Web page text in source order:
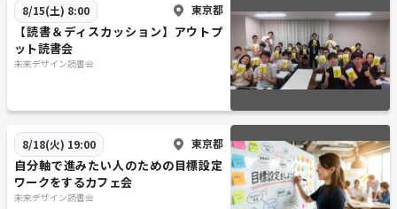
8/15(土) 8:00 東京都
【読書＆ディスカッション】アウトプ
ット読書会
未来デザイン読書会
8/18(火) 19:00 東京都
自分軸で進みたい人のための目標設定
ワークをするカフェ会
未来デザイン読書会